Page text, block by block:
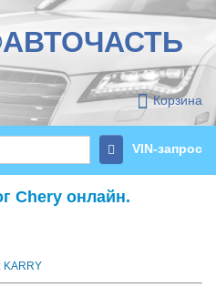
Корзина
VIN-запрос
Chery онлайн.